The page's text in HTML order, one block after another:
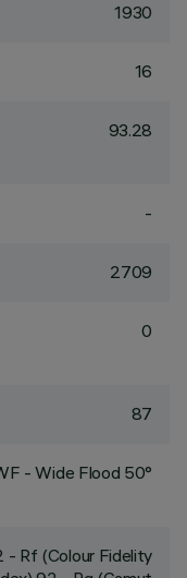
1930
16
93.28
-
2709
0
87
- Wide Flood 50°
- Rf (Colour Fidelity